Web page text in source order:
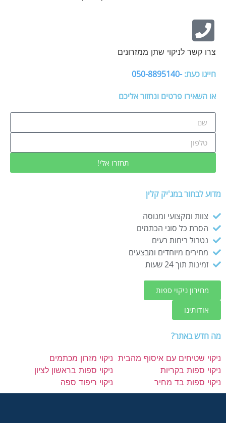
צרו קשר לניקוי שתן ממזרונים
חייגו כעת:-050-8895140
או השאירו פרטים ונחזור אליכם
תחזרו אלי!
מדוע לבחור במג'יק קלין
צוות ומקצועי ומנוסה
הסרת כל סוגי הכתמים
נטרול ריחות רעים
מחירים מיוחדים ומבצעים
זמינות תוך 24 שעות
מחירון ניקוי ספות
אודותינו
מה חדש באתר?
ניקוי שטיחים עם איסוף מהבית
ניקוי מזרון מכתמים
ניקוי ספות בקריות
ניקוי ספות בראשון לציון
ניקוי ספות בד מחיר
ניקוי ריפוד ספה